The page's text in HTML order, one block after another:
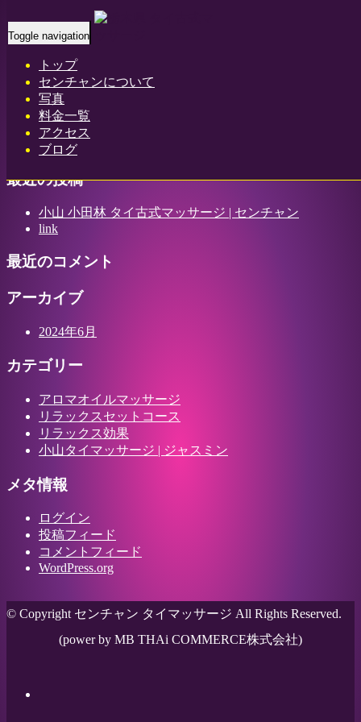
Toggle navigation
トップ
センチャンについて
写真
料金一覧
アクセス
ブログ
Home -アリス…
アリス(Alice)小山 小田林 タイ古式マッサージ | センチャン
最近の投稿
小山 小田林 タイ古式マッサージ | センチャン
link
最近のコメント
アーカイブ
2024年6月
カテゴリー
アロマオイルマッサージ
リラックスセットコース
リラックス効果
小山タイマッサージ | ジャスミン
メタ情報
ログイン
投稿フィード
コメントフィード
WordPress.org
© Copyright センチャン タイマッサージ All Rights Reserved.
(power by MB THAi COMMERCE株式会社)